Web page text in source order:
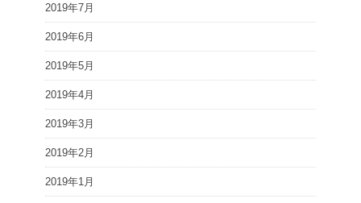
2019年7月
2019年6月
2019年5月
2019年4月
2019年3月
2019年2月
2019年1月